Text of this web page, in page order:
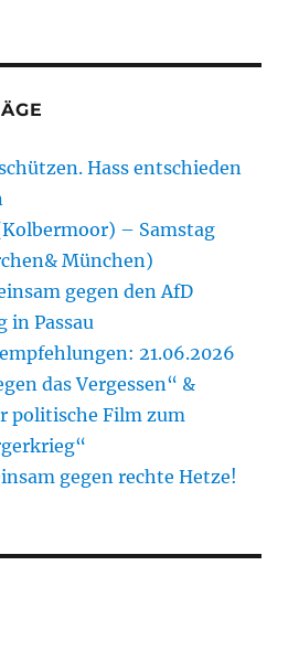
Hass entschieden
– Samstag
München)
gegen den AfD
in Passau
21.06.2026
das Vergessen“ &
politische Film zum
gegen rechte Hetze!